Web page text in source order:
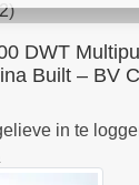
)
DWT
Built – BV
in te